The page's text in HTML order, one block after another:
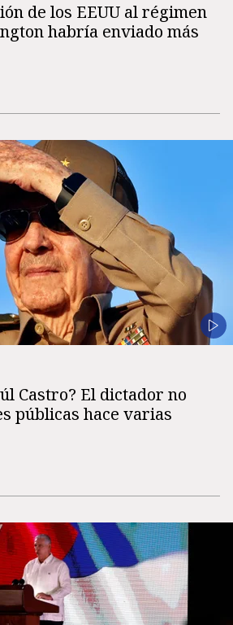
de los EEUU al régimen
habría enviado más
Castro? El dictador no
públicas hace varias